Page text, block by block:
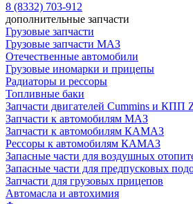
8 (8332) 703-912
дополнительные запчасти
Грузовые запчасти
Грузовые запчасти МАЗ
Отечественные автомобили
Грузовые иномарки и прицепы
Радиаторы и рессоры
Топливные баки
Запчасти двигателей Cummins и КПП
Запчасти к автомобилям МАЗ
Запчасти к автомобилям КАМАЗ
Рессоры к автомобилям КАМАЗ
Запасные части для воздушных
Запасные части для предпусковых
Запчасти для грузовых прицепов
Автомасла и автохимия